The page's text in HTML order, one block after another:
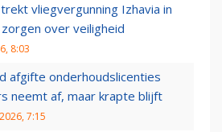
vliegvergunning Izhavia in
over veiligheid
8:03
afgifte onderhoudslicenties
neemt af, maar krapte blijft
7:15